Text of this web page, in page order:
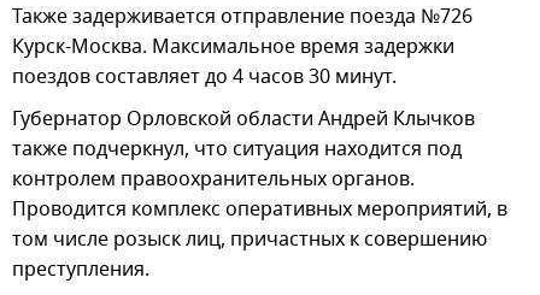
Также задерживается отправление поезда №726
Курск-Москва. Максимальное время задержки
поездов составляет до 4 часов 30 минут.
Губернатор Орловской области Андрей Клычков
также подчеркнул, что ситуация находится под
контролем правоохранительных органов.
Проводится комплекс оперативных мероприятий, в
том числе розыск лиц, причастных к совершению
преступления.